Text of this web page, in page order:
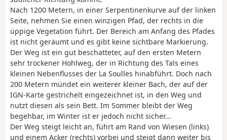
Nach 1200 Metern, in einer Serpentinenkurve auf der linken
Seite, nehmen Sie einen winzigen Pfad, der rechts in die
üppige Vegetation führt. Der Bereich am Anfang des Pfades
ist nicht geräumt und es gibt keine sichtbare Markierung.
Der Weg ist ein gut beschatteter, auf den ersten Metern
sehr trockener Hohlweg, der in Richtung des Tals eines
kleinen Nebenflusses der La Soulles hinabführt. Doch nach
200 Metern mündet ein weiterer kleiner Bach, der auf der
IGN-Karte gestrichelt eingezeichnet ist, in den Weg und
nutzt diesen als sein Bett. Im Sommer bleibt der Weg
begehbar, im Winter ist er jedoch nicht sicher...
Der Weg steigt leicht an, führt am Rand von Wiesen (links)
und einem Acker (rechts) vorbei und steigt dann weiter bis